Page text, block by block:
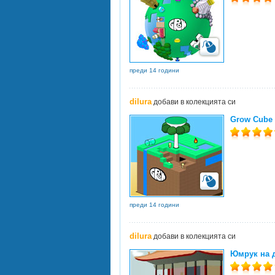
преди 14 години
diluraдобави в колекцията си
Grow Cube
преди 14 години
diluraдобави в колекцията си
Юмрук на